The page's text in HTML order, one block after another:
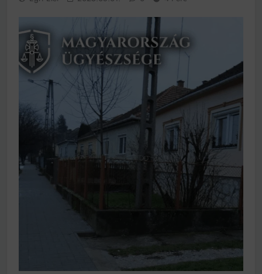
működik, ha jól van felújítva
Ingatlanpiaci szakértők szerint akár 5 százalékkal is
nőhetnek a bérleti díjak a ponthatárhirdetés után az
egyetemi városokban
Munkácsy nem Krisztust szépítette meg: minket
leplezett le
Ahol köszönnek, ott még van város
Amikor a Tetris boldogabbá tesz, mint a szerelem
Létezik tökéletes élet: Truman is elhitte
Karinthy Frigyes: a zseni, aki belenézett a saját
koponyájába
Ki akarsz törni. De miből?
Az öregség nem csak ránc?
Az ördög még mindig Pradát visel. De te miért öltözöl
Móricz Zsigmond: falusi író vagy boncmester?
Mindenki a világot akarja uralni – de nem csak a 80-